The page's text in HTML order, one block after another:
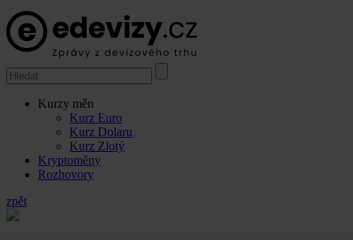
Kurzy měn
Kurz Euro
Kurz Dolaru
Kurz Zlotý
Kryptoměny
Rozhovory
zpět